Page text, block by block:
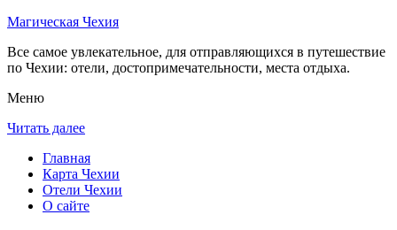
Магическая Чехия
Все самое увлекательное, для отправляющихся в путешествие
по Чехии: отели, достопримечательности, места отдыха.
Меню
Читать далее
Главная
Карта Чехии
Отели Чехии
О сайте